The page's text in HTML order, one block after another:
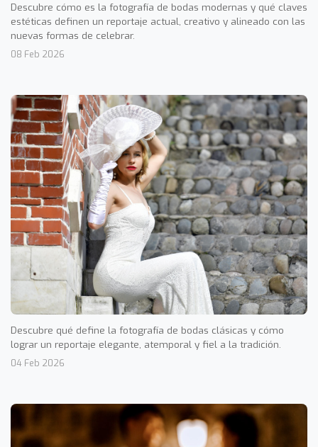
Descubre cómo es la fotografía de bodas modernas y qué claves
estéticas definen un reportaje actual, creativo y alineado con las
nuevas formas de celebrar.
08 Feb 2026
Descubre qué define la fotografía de bodas clásicas y cómo
lograr un reportaje elegante, atemporal y fiel a la tradición.
04 Feb 2026